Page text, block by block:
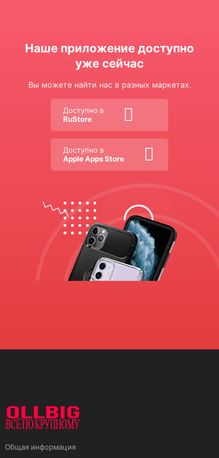
Наше приложение доступно
уже сейчас
Вы можете найти нас в разных маркетах.
Доступно в
RuStore
Доступно в
Apple Apps Store
Общая информация